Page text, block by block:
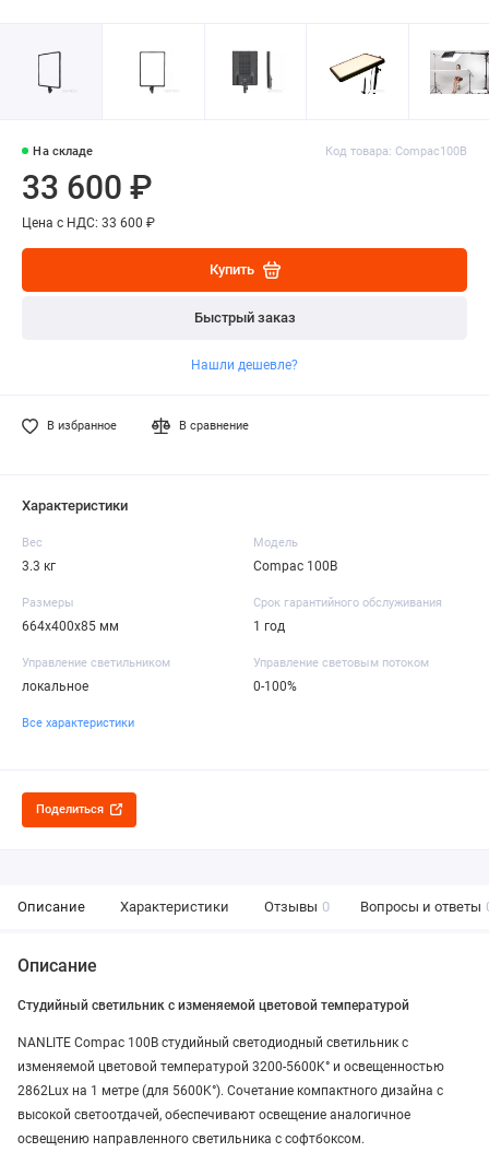
На складе Код товара: Compac100B
33 600 ₽
Цена с НДС: 33 600 ₽
Купить
Быстрый заказ
Нашли дешевле?
В избранное В сравнение
Характеристики
Вес
3.3 кг
Модель
Compac 100B
Размеры
664х400х85 мм
Срок гарантийного обслуживания
1 год
Управление светильником
локальное
Управление световым потоком
0-100%
Все характеристики
Поделиться
Описание Характеристики Отзывы 0 Вопросы и ответы
Описание
Студийный светильник с изменяемой цветовой температурой
NANLITE Compac 100B студийный светодиодный светильник с
изменяемой цветовой температурой 3200-5600K° и освещенностью
2862Lux на 1 метре (для 5600K°). Сочетание компактного дизайна с
высокой светоотдачей, обеспечивают освещение аналогичное
освещению направленного светильника с софтбоксом.